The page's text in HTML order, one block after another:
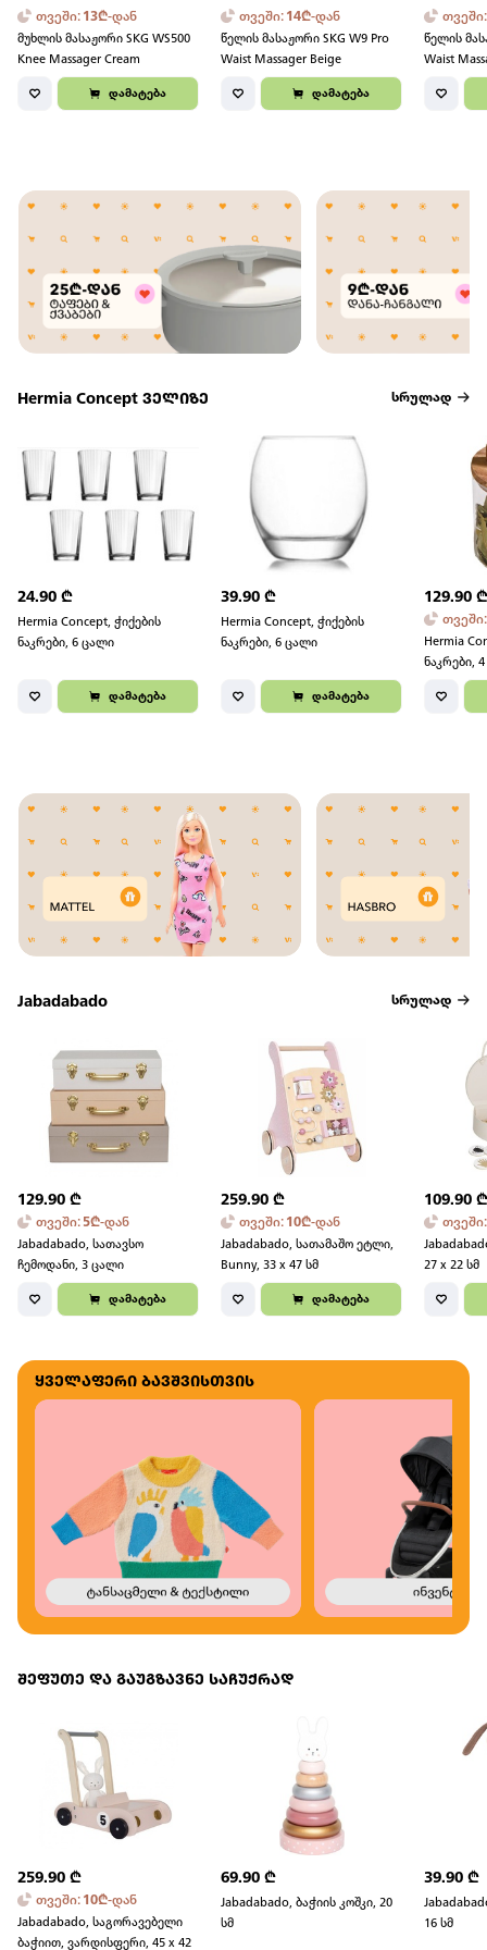
თვეში: 13₾-დან
მუხლის მასაჟორი SKG WS500
Knee Massager Cream
დამატება
თვეში: 14₾-დან
წელის მასაჟორი SKG W9 Pro
Waist Massager Beige
დამატება
თვეში
წელის
Waist
Hermia Concept ველიზე სრულად
24.90 ₾
Hermia Concept, ჭიქების
ნაკრები, 6 ცალი
დამატება
39.90 ₾
Hermia Concept, ჭიქების
ნაკრები, 6 ცალი
დამატება
129.90
თვეში
Hermia
ნაკრები,
Jabadabado სრულად
129.90 ₾
თვეში: 5₾-დან
Jabadabado, სათავსო
ჩემოდანი, 3 ცალი
დამატება
259.90 ₾
თვეში: 10₾-დან
Jabadabado, სათამაშო ეტლი,
Bunny, 33 x 47 სმ
დამატება
109.90
თვეში
27 x 22 სმ
ყველაფერი ბავშვისთვის
შეფუთე და გაუგზავნე საჩუქრად
259.90 ₾
თვეში: 10₾-დან
Jabadabado, საგორავებელი
ბაჭიით, ვარდისფერი, 45 x 42
69.90 ₾
Jabadabado, ბაჭიის კოშკი, 20
სმ
39.90 ₾
16 სმ